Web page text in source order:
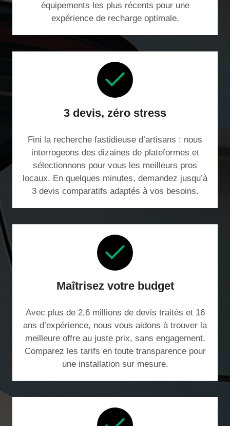
équipements les plus récents pour une
expérience de recharge optimale.
3 devis, zéro stress
Fini la recherche fastidieuse d’artisans : nous
interrogeons des dizaines de plateformes et
sélectionnons pour vous les meilleurs pros
locaux. En quelques minutes, demandez jusqu’à
3 devis comparatifs adaptés à vos besoins.
Maîtrisez votre budget
Avec plus de 2,6 millions de devis traités et 16
ans d’expérience, nous vous aidons à trouver la
meilleure offre au juste prix, sans engagement.
Comparez les tarifs en toute transparence pour
une installation sur mesure.